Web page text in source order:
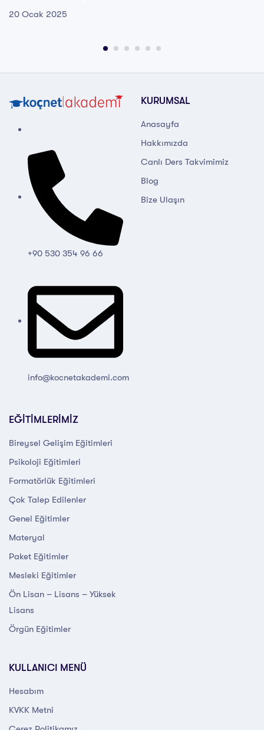
20 Ocak 2025
+90 530 354 96 66
info@kocnetakademi.com
KURUMSAL
Anasayfa
Hakkımızda
Canlı Ders Takvimimiz
Blog
Bize Ulaşın
EĞİTİMLERİMİZ
Bireysel Gelişim Eğitimleri
Psikoloji Eğitimleri
Formatörlük Eğitimleri
Çok Talep Edilenler
Genel Eğitimler
Materyal
Paket Eğitimler
Mesleki Eğitimler
Ön Lisan – Lisans – Yüksek
Lisans
Örgün Eğitimler
KULLANICI MENÜ
Hesabım
KVKK Metni